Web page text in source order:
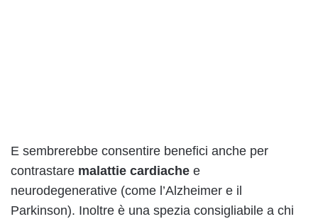
E sembrerebbe consentire benefici anche per
contrastare malattie cardiache e
neurodegenerative (come l’Alzheimer e il
Parkinson). Inoltre è una spezia consigliabile a chi